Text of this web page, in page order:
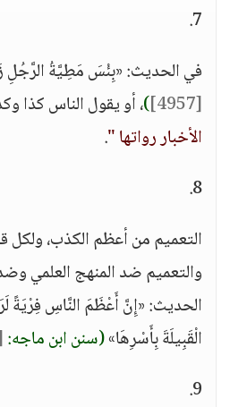
7.
في الحديث: «بِئْسَ مَطِيَّةُ الرَّجُلِ
[4957]
)، أو يقول الناس كذا
الأخبار رواتها ".
8.
التعميم من أعظم الكذب، ولكل
والتعميم ضد المنهج العلمي
الحديث: «إِنَّ أَعْظَمَ النَّاسِ فِرْيَةً
الْقَبِيلَةَ بِأَسْرِهَا»(سنن ابن ماجه:
9.